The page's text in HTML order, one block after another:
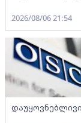
2026/08/06 21:54